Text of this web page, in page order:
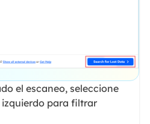
el escaneo, seleccione
para filtrar